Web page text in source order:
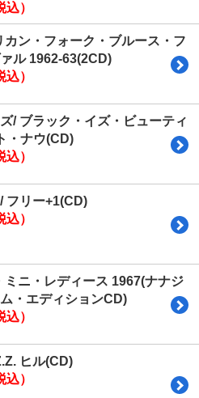
）
カン・フォーク・ブルース・フ
ル 1962-63(2CD)
）
/ ブラック・イズ・ビューティ
・ナウ(CD)
）
フリー+1(CD)
）
ミニ・レディース 1967(ナナジ
・エディションCD)
）
ヒル(CD)
）